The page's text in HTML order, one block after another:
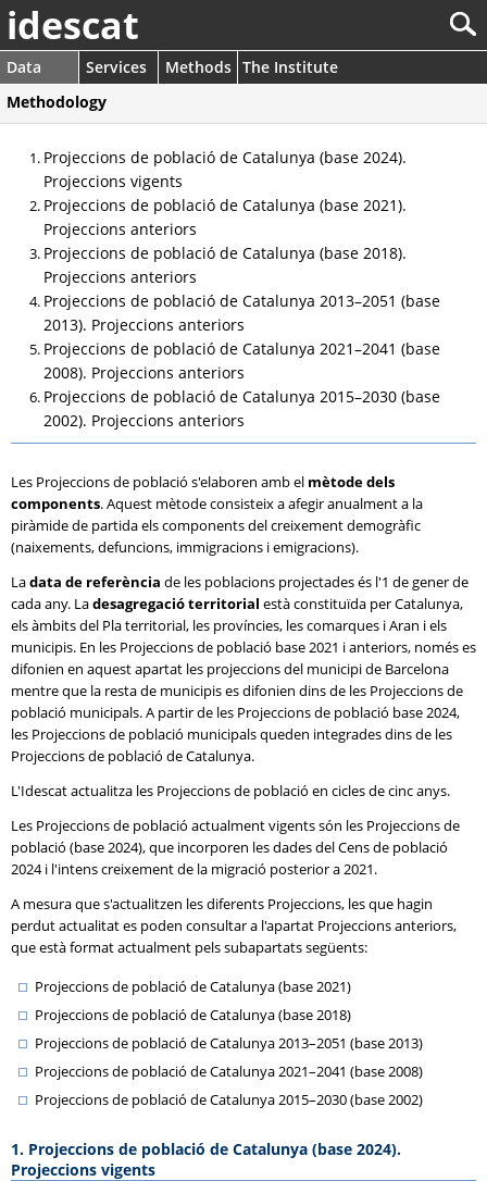
idescat
Data Services Methods The Institute
Methodology
Projeccions de població de Catalunya (base 2024).
Projeccions vigents
Projeccions de població de Catalunya (base 2021).
Projeccions anteriors
Projeccions de població de Catalunya (base 2018).
Projeccions anteriors
Projeccions de població de Catalunya 2013–2051 (base
2013). Projeccions anteriors
Projeccions de població de Catalunya 2021–2041 (base
2008). Projeccions anteriors
Projeccions de població de Catalunya 2015–2030 (base
2002). Projeccions anteriors
Les Projeccions de població s'elaboren amb el mètode dels
components. Aquest mètode consisteix a afegir anualment a la
piràmide de partida els components del creixement demogràfic
(naixements, defuncions, immigracions i emigracions).
Ladata de referència de les poblacions projectades és l'1 de gener de
cada any. Ladesagregació territorial està constituïda per Catalunya,
els àmbits del Pla territorial, les províncies, les comarques i Aran i els
municipis. En les Projeccions de població base 2021 i anteriors, només es
difonien en aquest apartat les projeccions del municipi de Barcelona
mentre que la resta de municipis es difonien dins de les Projeccions de
població municipals. A partir de les Projeccions de població base 2024,
les Projeccions de població municipals queden integrades dins de les
Projeccions de població de Catalunya.
L'Idescat actualitza les Projeccions de població en cicles de cinc anys.
Les Projeccions de població actualment vigents són les Projeccions de
població (base 2024), que incorporen les dades del Cens de població
2024 i l'intens creixement de la migració posterior a 2021.
A mesura que s'actualitzen les diferents Projeccions, les que hagin
perdut actualitat es poden consultar a l'apartat Projeccions anteriors,
que està format actualment pels subapartats següents:
Projeccions de població de Catalunya (base 2021)
Projeccions de població de Catalunya (base 2018)
Projeccions de població de Catalunya 2013–2051 (base 2013)
Projeccions de població de Catalunya 2021–2041 (base 2008)
Projeccions de població de Catalunya 2015–2030 (base 2002)
1. Projeccions de població de Catalunya (base 2024).
Projeccions vigents